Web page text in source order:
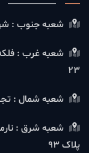
شعبه جنوب : شهرری
شعبه غرب : فلکه
23
شعبه شمال :
پلاک 93